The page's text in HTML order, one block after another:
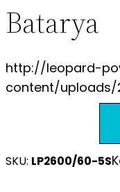
Batarya
http://leopard-
content/
SKU: LP2600/60-5S